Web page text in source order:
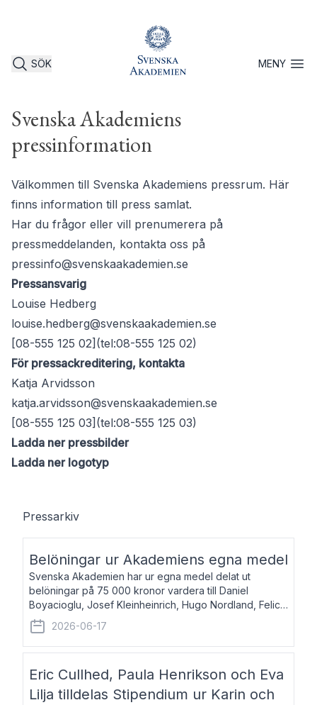
SÖK MENYÖppna
Svenska Akademiens
pressinformation
Välkommen till Svenska Akademiens pressrum. Här
finns information till press samlat.
Har du frågor eller vill prenumerera på
pressmeddelanden, kontakta oss på
pressinfo@svenskaakademien.se
Pressansvarig
Louise Hedberg
louise.hedberg@svenskaakademien.se
[08-555 125 02](tel:08-555 125 02)
För pressackreditering, kontakta
Katja Arvidsson
katja.arvidsson@svenskaakademien.se
[08-555 125 03](tel:08-555 125 03)
Ladda ner pressbilder
Ladda ner logotyp
Pressarkiv
Belöningar ur Akademiens egna medel
Svenska Akademien har ur egna medel delat ut
belöningar på 75 000 kronor vardera till Daniel
Boyacioglu, Josef Kleinheinrich, Hugo Nordland, Felicia
Stenroth och Svante Strandberg. Daniel Boyacioglu,
född 1981, är poet och scenartist. Josef
2026-06-17
Eric Cullhed, Paula Henrikson och Eva
Lilja tilldelas Stipendium ur Karin och